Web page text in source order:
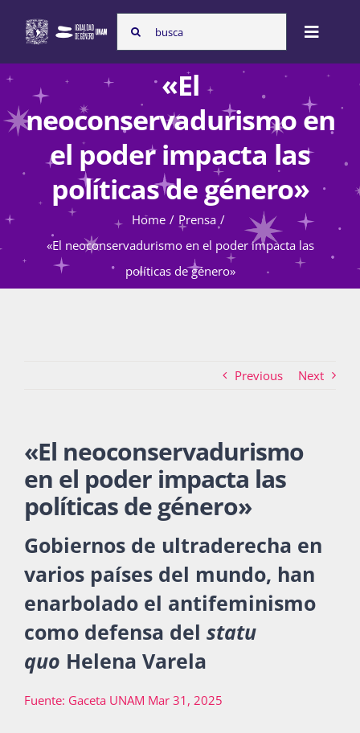
content
Search
for:
Toggle
Inicio
Nosotras
Programas
Atención de la violencia de género
La Boletina
Blog
Recursos
«El
neoconservadurismo en
el poder impacta las
políticas de género»
Home
Prensa
«El neoconservadurismo en el poder impacta las
políticas de género»
Previous Next
«El neoconservadurismo
en el poder impacta las
políticas de género»
Gobiernos de ultraderecha en
varios países del mundo, han
enarbolado el antifeminismo
como defensa del statu
quo Helena Varela
Fuente: Gaceta UNAM Mar 31, 2025